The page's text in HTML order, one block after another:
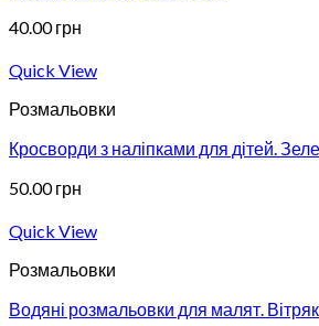
40.00грн
Quick View
Розмальовки
Кросворди з наліпками для дітей.
50.00грн
Quick View
Розмальовки
Водяні розмальовки для малят. Вітряк